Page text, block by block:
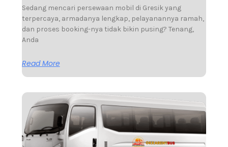
Sedang mencari persewaan mobil di Gresik yang
terpercaya, armadanya lengkap, pelayanannya ramah,
dan proses booking-nya tidak bikin pusing? Tenang,
Anda
Read More